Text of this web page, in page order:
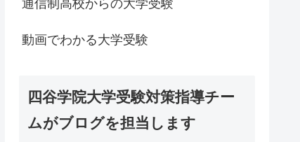
通信制高校からの大学受験
動画でわかる大学受験
四谷学院大学受験対策指導チー
ムがブログを担当します